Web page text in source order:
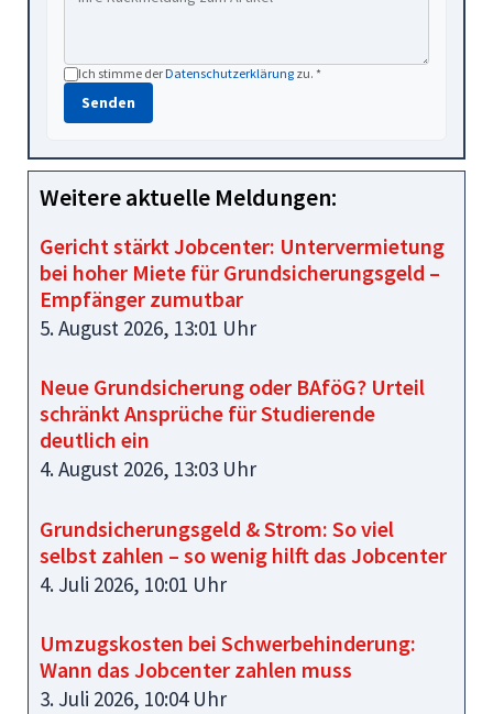
Ich stimme derDatenschutzerklärung zu. *
Senden
Weitere aktuelle Meldungen:
Gericht stärkt Jobcenter: Untervermietung
bei hoher Miete für Grundsicherungsgeld –
Empfänger zumutbar
5. August 2026, 13:01 Uhr
Neue Grundsicherung oder BAföG? Urteil
schränkt Ansprüche für Studierende
deutlich ein
4. August 2026, 13:03 Uhr
Grundsicherungsgeld & Strom: So viel
selbst zahlen – so wenig hilft das Jobcenter
4. Juli 2026, 10:01 Uhr
Umzugskosten bei Schwerbehinderung:
Wann das Jobcenter zahlen muss
3. Juli 2026, 10:04 Uhr